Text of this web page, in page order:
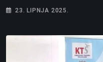
23. LIPNJA 2025.